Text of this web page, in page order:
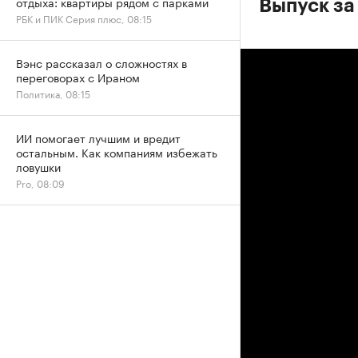
Выпуск
РБК и ПИК Серия плюс, 08:15
Вэнс рассказал о сложностях в
переговорах с Ираном
Политика, 08:15
ИИ помогает лучшим и вредит
остальным. Как компаниям избежать
ловушки
Pro, 08:09